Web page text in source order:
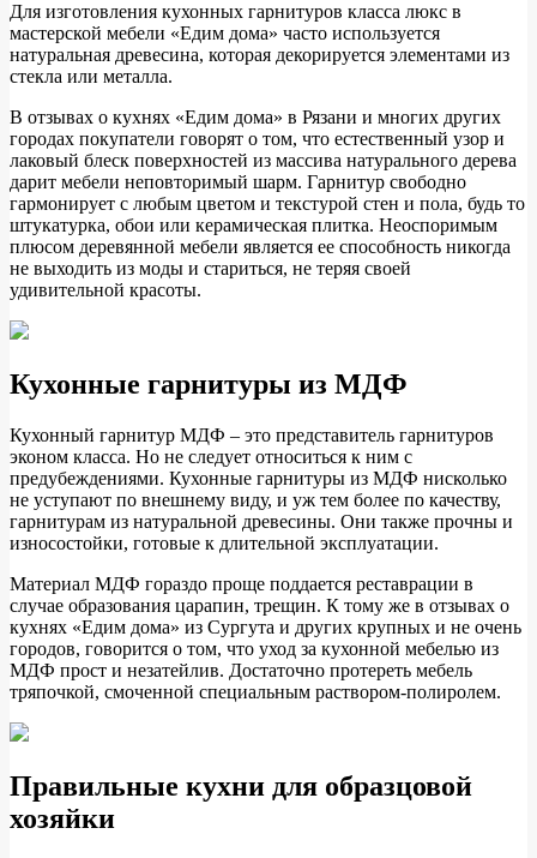
Для изготовления кухонных гарнитуров класса люкс в
мастерской мебели «Едим дома» часто используется
натуральная древесина, которая декорируется элементами из
стекла или металла.
В отзывах о кухнях «Едим дома» в Рязани и многих других
городах покупатели говорят о том, что естественный узор и
лаковый блеск поверхностей из массива натурального дерева
дарит мебели неповторимый шарм. Гарнитур свободно
гармонирует с любым цветом и текстурой стен и пола, будь то
штукатурка, обои или керамическая плитка. Неоспоримым
плюсом деревянной мебели является ее способность никогда
не выходить из моды и стариться, не теряя своей
удивительной красоты.
Кухонные гарнитуры из МДФ
Кухонный гарнитур МДФ – это представитель гарнитуров
эконом класса. Но не следует относиться к ним с
предубеждениями. Кухонные гарнитуры из МДФ нисколько
не уступают по внешнему виду, и уж тем более по качеству,
гарнитурам из натуральной древесины. Они также прочны и
износостойки, готовые к длительной эксплуатации.
Материал МДФ гораздо проще поддается реставрации в
случае образования царапин, трещин. К тому же в отзывах о
кухнях «Едим дома» из Сургута и других крупных и не очень
городов, говорится о том, что уход за кухонной мебелью из
МДФ прост и незатейлив. Достаточно протереть мебель
тряпочкой, смоченной специальным раствором-полиролем.
Правильные кухни для образцовой
хозяйки